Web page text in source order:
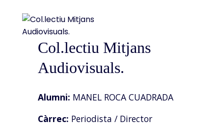
Col.lectiu Mitjans
Audiovisuals.
Alumni: MANEL ROCA CUADRADA
Càrrec: Periodista / Director